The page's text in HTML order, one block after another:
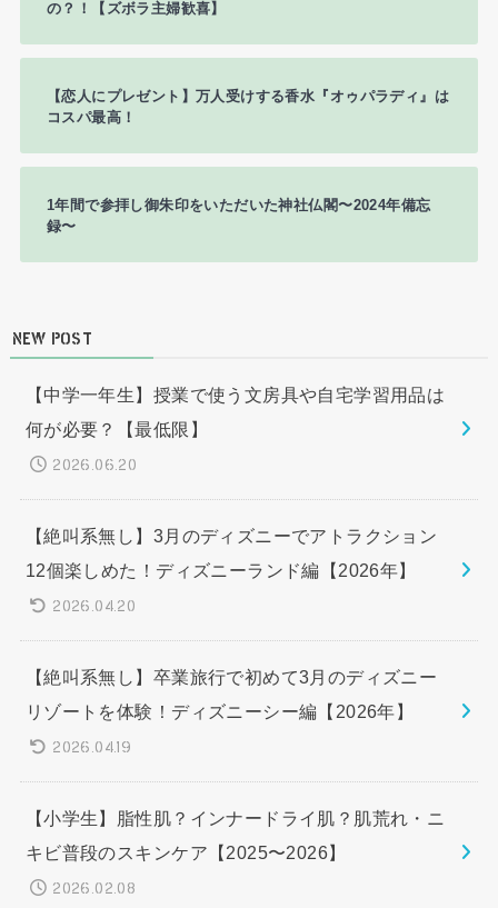
の？！【ズボラ主婦歓喜】
【恋人にプレゼント】万人受けする香水『オゥパラディ』は
コスパ最高！
1年間で参拝し御朱印をいただいた神社仏閣〜2024年備忘
録〜
NEW POST
【中学一年生】授業で使う文房具や自宅学習用品は
何が必要？【最低限】
2026.06.20
【絶叫系無し】3月のディズニーでアトラクション
12個楽しめた！ディズニーランド編【2026年】
2026.04.20
【絶叫系無し】卒業旅行で初めて3月のディズニー
リゾートを体験！ディズニーシー編【2026年】
2026.04.19
【小学生】脂性肌？インナードライ肌？肌荒れ・ニ
キビ普段のスキンケア【2025〜2026】
2026.02.08